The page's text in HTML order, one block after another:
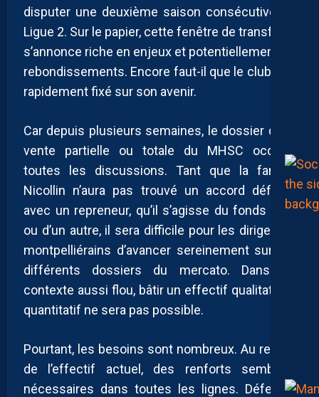
disputer une deuxième saison consécutive en
Ligue 2. Sur le papier, cette fenêtre de transferts
s’annonce riche en enjeux et potentiellement en
rebondissements. Encore faut-il que le club soit
rapidement fixé sur son avenir.
Car depuis plusieurs semaines, le dossier de la
vente partielle ou totale du MHSC occupe
toutes les discussions. Tant que la famille
Nicollin n’aura pas trouvé un accord définitif
avec un repreneur, qu’il s’agisse du fonds GSS
ou d’un autre, il sera difficile pour les dirigeants
montpelliérains d’avancer sereinement sur les
différents dossiers du mercato. Dans un
contexte aussi flou, bâtir un effectif qualitatif et
quantitatif ne sera pas possible.
Pourtant, les besoins sont nombreux. Au regard
de l’effectif actuel, des renforts semblent
nécessaires dans toutes les lignes. Défense,